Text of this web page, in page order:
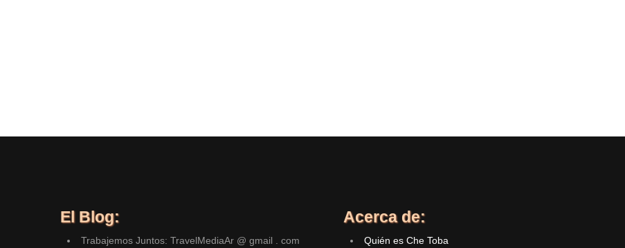
El Blog:
Trabajemos Juntos: TravelMediaAr @ gmail . com
Acerca de:
Quién es Che Toba